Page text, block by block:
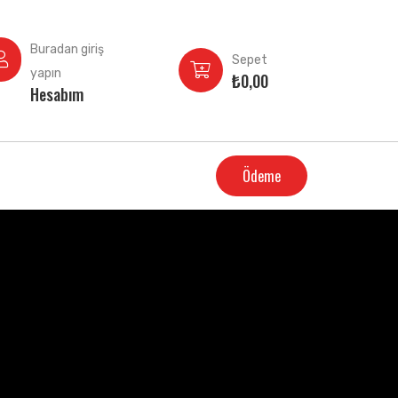
Buradan giriş
yapın
Hesabım
Sepet
₺0,00
Ödeme